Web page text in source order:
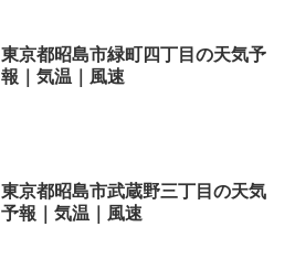
東京都昭島市緑町四丁目の天気予
報｜気温｜風速
東京都昭島市武蔵野三丁目の天気
予報｜気温｜風速